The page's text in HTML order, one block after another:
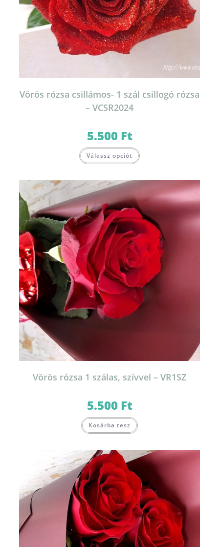
Vörös rózsa csillámos- 1 szál csillogó rózsa
– VCSR2024
5.500 Ft
Válassz opciót
Vörös rózsa 1 szálas, szívvel – VR1SZ
5.500 Ft
Kosárba tesz